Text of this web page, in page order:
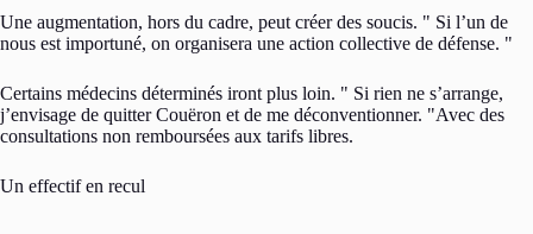
Une augmentation, hors du cadre, peut créer des soucis.
Si l’un de
nous est importuné, on organisera une action collective de défense.
Certains médecins déterminés iront plus loin.
Si rien ne s’arrange,
j’envisage de quitter Couëron et de me déconventionner.
Avec des
consultations non remboursées aux tarifs libres.
Un effectif en recul